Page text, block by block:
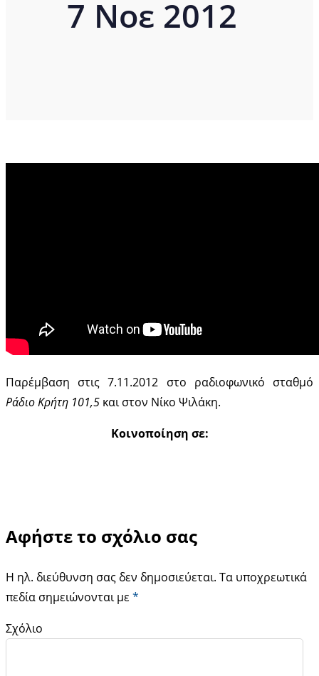
7 Νοε 2012
Παρέμβαση στις 7.11.2012 στο ραδιοφωνικό σταθμό
Ράδιο Κρήτη 101,5 και στον Νίκο Ψιλάκη.
Κοινοποίηση σε:
Αφήστε το σχόλιο σας
Η ηλ. διεύθυνση σας δεν δημοσιεύεται. Τα υποχρεωτικά
πεδία σημειώνονται με *
Σχόλιο